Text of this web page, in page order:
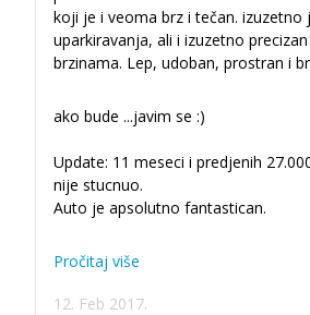
koji je i veoma brz i tečan. izuzetno
uparkiravanja, ali i izuzetno
brzinama. Lep, udoban, prostran i
ako bude ...javim se :)
Update: 11 meseci i predjenih
nije stucnuo.
Auto je apsolutno fantastican.
Pročitaj više
12. Feb 2017.